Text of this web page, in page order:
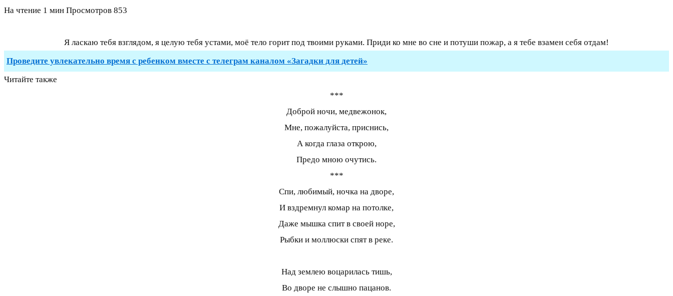
На чтение 1 мин Просмотров 853
Я ласкаю тебя взглядом, я целую тебя устами, моё тело горит под твоими руками. Приди ко мне во сне и потуши пожар, а я тебе взамен себя отдам!
Проведите увлекательно время с ребенком вместе с телеграм каналом «Загадки для детей»
Читайте также
***
Доброй ночи, медвежонок,
Мне, пожалуйста, приснись,
А когда глаза открою,
Предо мною очутись.
***
Спи, любимый, ночка на дворе,
И вздремнул комар на потолке,
Даже мышка спит в своей норе,
Рыбки и моллюски спят в реке.
Над землею воцарилась тишь,
Во дворе не слышно пацанов.